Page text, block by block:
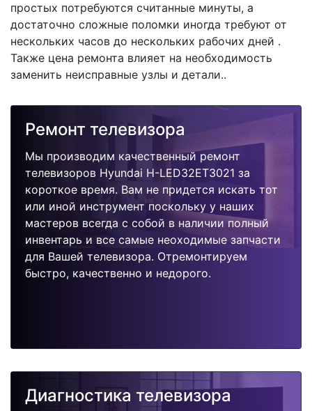
простых потребуются считанные минуты, а
достаточно сложные поломки иногда требуют от
нескольких часов до нескольких рабочих дней .
Также цена ремонта влияет на необходимость
заменить неисправные узлы и детали..
Ремонт телевизора
Мы производим качественный ремонт
телевизоров Hyundai H-LED32ET3021 за
короткое время. Вам не придется искать тот
или иной инструмент поскольку у наших
мастеров всегда с собой в наличии полный
инвентарь и все самые неоходимые запчасти
для Вашей телевизора. Отремонтируем
быстро, качественно и недорого.
Диагностика телевизора